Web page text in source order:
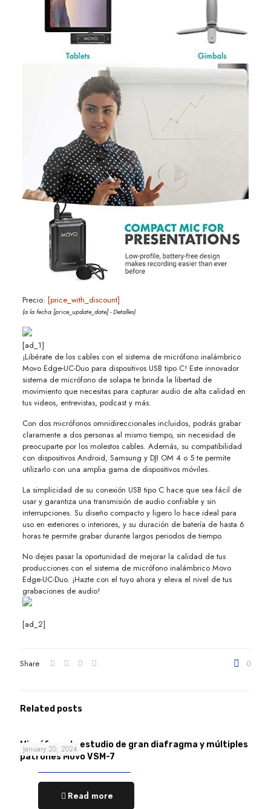
Precio: [price_with_discount]
(a la fecha [price_update_date] -Detalles)
[ad_1]
¡Libérate de los cables con el sistema de micrófono inalámbrico
Movo Edge-UC-Duo para dispositivos USB tipo C! Este innovador
sistema de micrófono de solapa te brinda la libertad de
movimiento que necesitas para capturar audio de alta calidad en
tus videos, entrevistas, podcast y más.
Con dos micrófonos omnidireccionales incluidos, podrás grabar
claramente a dos personas al mismo tiempo, sin necesidad de
preocuparte por los molestos cables. Además, su compatibilidad
con dispositivos Android, Samsung y DJI OM 4 o 5 te permite
utilizarlo con una amplia gama de dispositivos móviles.
La simplicidad de su conexión USB tipo C hace que sea fácil de
usar y garantiza una transmisión de audio confiable y sin
interrupciones. Su diseño compacto y ligero lo hace ideal para
uso en exteriores o interiores, y su duración de batería de hasta 6
horas te permite grabar durante largos periodos de tiempo.
No dejes pasar la oportunidad de mejorar la calidad de tus
producciones con el sistema de micrófono inalámbrico Movo
Edge-UC-Duo. ¡Hazte con el tuyo ahora y eleva el nivel de tus
grabaciones de audio!
[ad_2]
Share 0
Related posts
January 20, 2024
Micrófono de estudio de gran diafragma y múltiples
patrones Movo VSM-7
Read more